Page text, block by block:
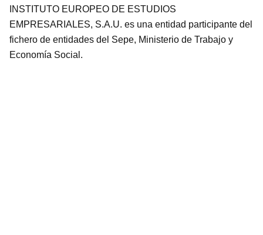
INSTITUTO EUROPEO DE ESTUDIOS
EMPRESARIALES, S.A.U. es una entidad participante del
fichero de entidades del Sepe, Ministerio de Trabajo y
Economía Social.